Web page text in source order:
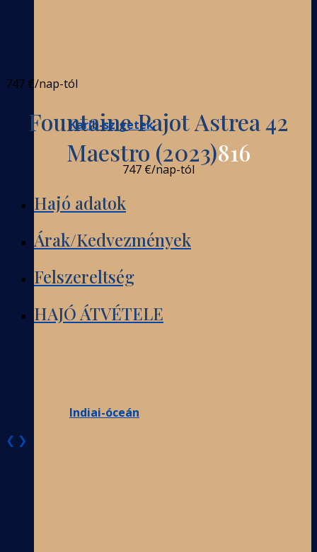
Karib-szigetek
Indiai-óceán
747 €/nap-tól
Fountaine Pajot Astrea 42
Maestro (2023)816
747 €/nap-tól
Hajó adatok
Árak/Kedvezmények
Felszereltség
HAJÓ ÁTVÉTELE
❮ ❯